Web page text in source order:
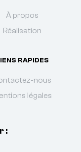
À propos
Réalisation
RAPIDES
nous
légales
: